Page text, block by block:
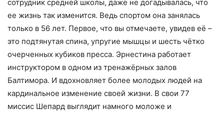
сотрудник средней школы, даже не догадывалась, что
ее жизнь так изменится. Ведь спортом она занялась
только в 56 лет. Первое, что вы отмечаете, увидев её –
это подтянутая спина, упругие мышцы и шесть чётко
очерченных кубиков пресса. Эрнестина работает
инструктором в одном из тренажёрных залов
Балтимора. И вдохновляет более молодых людей на
кардинальное изменение своей жизни. В свои 77
миссис Шепард выглядит намного моложе и